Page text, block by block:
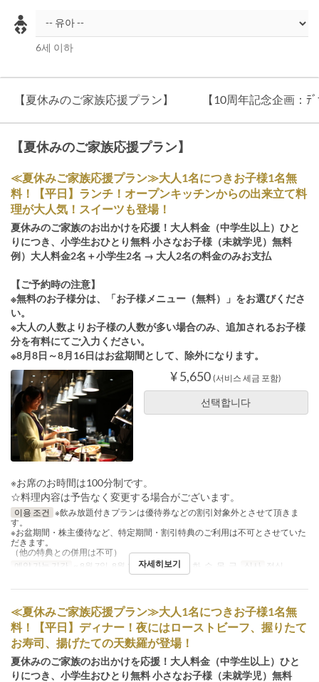
6세 이하
【夏休みのご家族応援プラン】 【10周年記念企画：ﾃ
【夏休みのご家族応援プラン】
≪夏休みご家族応援プラン≫大人1名につきお子様1名無
料！【平日】ランチ！オープンキッチンからの出来立て料
理が大人気！スイーツも登場！
夏休みのご家族のお出かけを応援！大人料金（中学生以上）ひと
りにつき、小学生おひとり無料 小さなお子様（未就学児）無料
例）大人料金2名＋小学生2名 → 大人2名の料金のみお支払
【ご予約時の注意】
※無料のお子様分は、「お子様メニュー（無料）」をお選びくださ
い。
※大人の人数よりお子様の人数が多い場合のみ、追加されるお子様
分を有料にてご入力ください。
※8月8日～8月16日はお盆期間として、除外になります。
¥ 5,650 (서비스 세금 포함)
선택합니다
※お席のお時間は100分制です。
☆料理内容は予告なく変更する場合がございます。
이용 조건 ※飲み放題付きプランは優待券などの割引対象外とさせて頂きま
す。
※お盆期間・株主優待など、特定期間・割引特典のご利用は不可とさせていた
だきます。
（他の特典との併用は不可）
예약 가능 기간
~ 8월 7일, 8월 17일 ~ 요일 월, 화, 수, 목, 금 식사 점심
자세히보기
≪夏休みご家族応援プラン≫大人1名につきお子様1名無
料！【平日】ディナー！夜にはローストビーフ、握りたて
お寿司、揚げたての天麩羅が登場！
夏休みのご家族のお出かけを応援！大人料金（中学生以上）ひと
りにつき、小学生おひとり無料 小さなお子様（未就学児）無料